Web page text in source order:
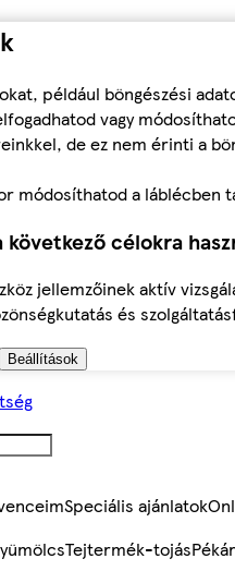
például böngészési
vagy
de ez nem érinti a
módosíthatod a láblécben
célokra
jellemzőinek aktív
és
Beállítások
Speciális ajánlatok
Tejtermék-tojás